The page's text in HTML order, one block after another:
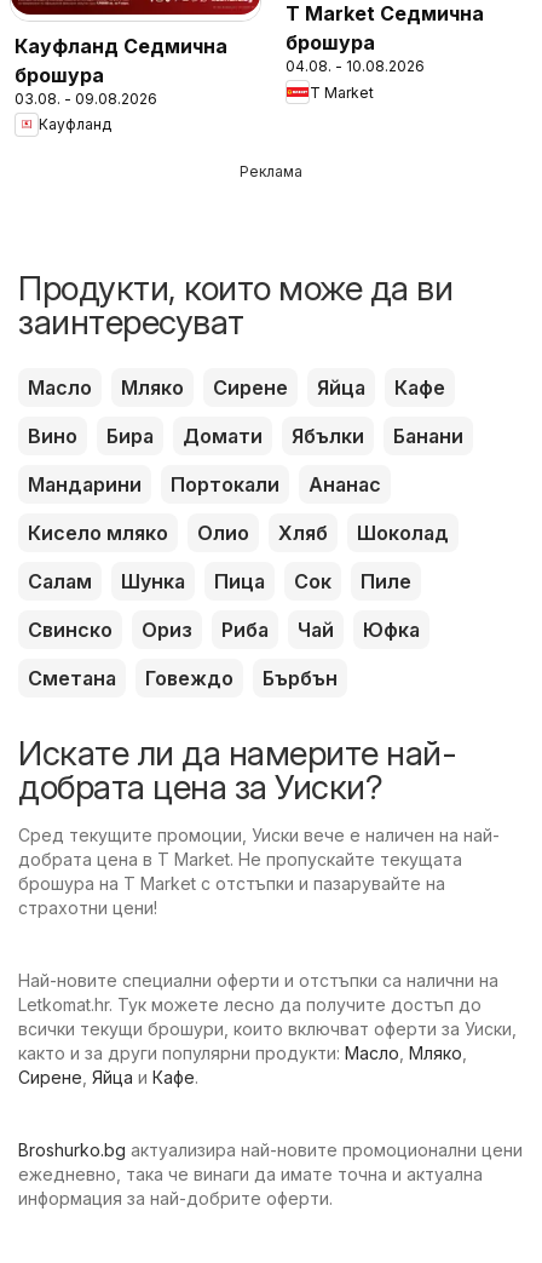
Кауфланд Седмична
брошура
03.08. - 09.08.2026
Кауфланд
T Market Седмична
брошура
04.08. - 10.08.2026
T Market
Реклама
Продукти, които може да ви
заинтересуват
Масло Мляко Сирене Яйца
Кафе
Вино
Бира Домати Ябълки
Банани
Мандарини
Портокали
Ананас
Кисело мляко
Олио Хляб
Шоколад
Салам
Шунка Пица Сок
Пиле
Свинско
Ориз Риба Чай
Юфка
Сметана
Говеждо Бърбън
Искате ли да намерите най-
добрата цена за Уиски?
Сред текущите промоции, Уиски вече е наличен на най-
добрата цена в T Market. Не пропускайте текущата
брошура на T Market с отстъпки и пазарувайте на
страхотни цени!
Най-новите специални оферти и отстъпки са налични на
Letkomat.hr. Тук можете лесно да получите достъп до
всички текущи брошури, които включват оферти за Уиски,
както и за други популярни продукти: Масло Мляко
Сирене Яйца и Кафе.
Broshurko.bg актуализира най-новите промоционални цени
ежедневно, така че винаги да имате точна и актуална
информация за най-добрите оферти.